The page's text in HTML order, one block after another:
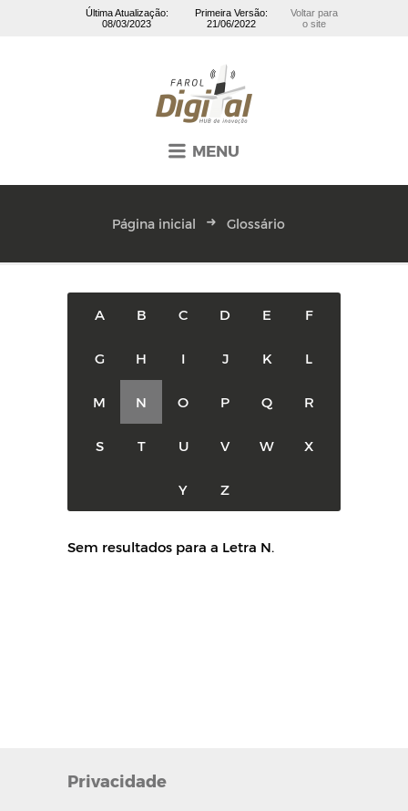
Última Atualização:
08/03/2023
Primeira Versão:
21/06/2022
Voltar para
o site
MENU
Página inicial Glossário
A B C D E F
G H I J K L
M N O P Q R
S T U V W X
Y Z
Sem resultados para a Letra N.
Privacidade